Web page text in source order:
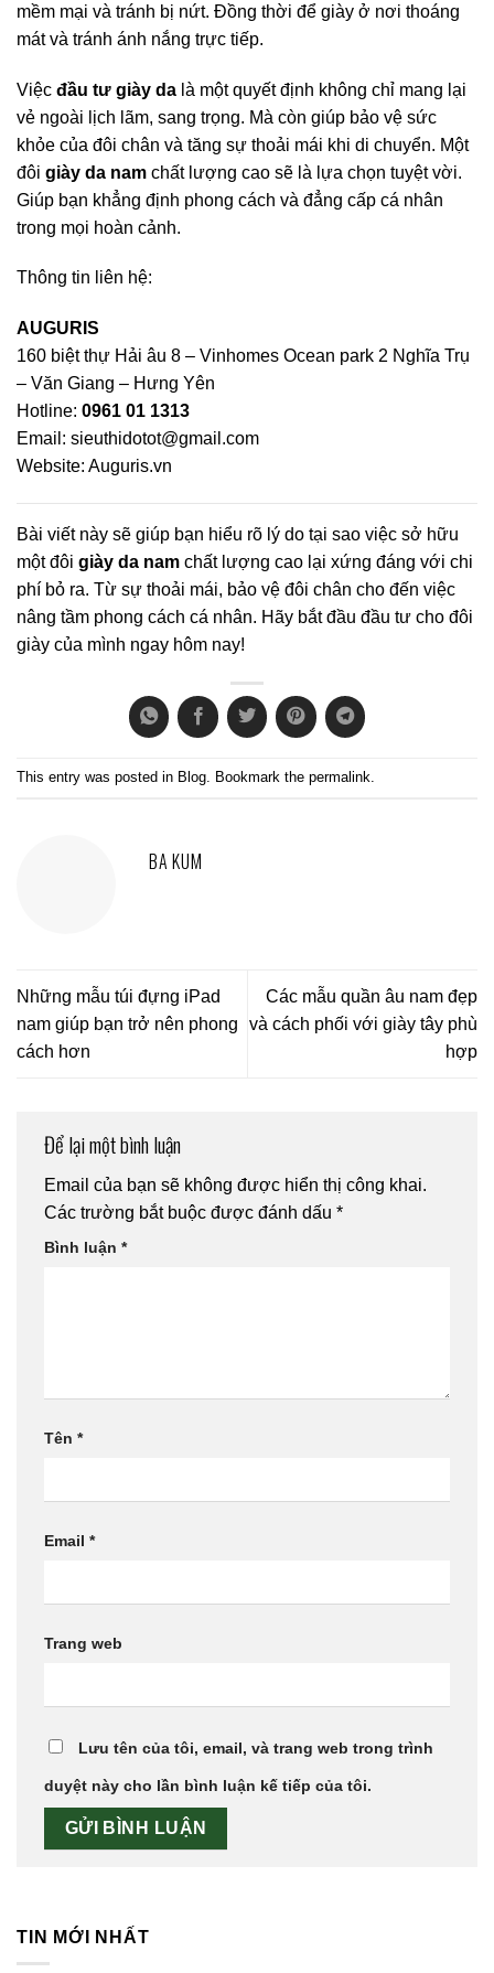
mềm mại và tránh bị nứt. Đồng thời để giày ở nơi thoáng
mát và tránh ánh nắng trực tiếp.
Việc đầu tư giày da là một quyết định không chỉ mang lại
vẻ ngoài lịch lãm, sang trọng. Mà còn giúp bảo vệ sức
khỏe của đôi chân và tăng sự thoải mái khi di chuyển. Một
đôi giày da nam chất lượng cao sẽ là lựa chọn tuyệt vời.
Giúp bạn khẳng định phong cách và đẳng cấp cá nhân
trong mọi hoàn cảnh.
Thông tin liên hệ:
AUGURIS
160 biệt thự Hải âu 8 – Vinhomes Ocean park 2 Nghĩa Trụ
– Văn Giang – Hưng Yên
Hotline: 0961 01 1313
Email: sieuthidotot@gmail.com
Website: Auguris.vn
Bài viết này sẽ giúp bạn hiểu rõ lý do tại sao việc sở hữu
một đôi giày da nam chất lượng cao lại xứng đáng với chi
phí bỏ ra. Từ sự thoải mái, bảo vệ đôi chân cho đến việc
nâng tầm phong cách cá nhân. Hãy bắt đầu đầu tư cho đôi
giày của mình ngay hôm nay!
This entry was posted in Blog . Bookmark the permalink
BA KUM
Những mẫu túi đựng iPad
nam giúp bạn trở nên phong
cách hơn
Các mẫu quần âu nam đẹp
và cách phối với giày tây phù
hợp
Để lại một bình luận
Email của bạn sẽ không được hiển thị công khai.
Các trường bắt buộc được đánh dấu *
Bình luận *
Tên *
Email *
Trang web
Lưu tên của tôi, email, và trang web trong trình
duyệt này cho lần bình luận kế tiếp của tôi.
TIN MỚI NHẤT